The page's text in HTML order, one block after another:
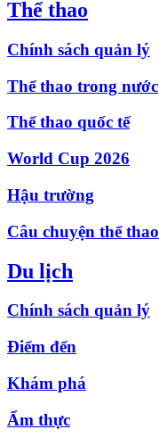
Thể thao
Chính sách quản lý
Thể thao trong nước
Thể thao quốc tế
World Cup 2026
Hậu trường
Câu chuyện thể thao
Du lịch
Chính sách quản lý
Điểm đến
Khám phá
Ẩm thực